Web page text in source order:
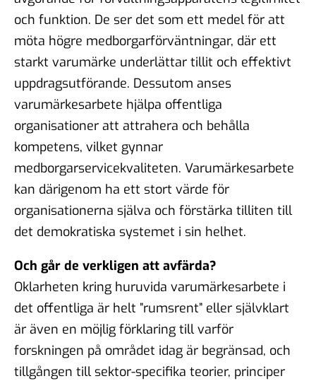
och funktion. De ser det som ett medel för att
möta högre medborgarförväntningar, där ett
starkt varumärke underlättar tillit och effektivt
uppdragsutförande. Dessutom anses
varumärkesarbete hjälpa offentliga
organisationer att attrahera och behålla
kompetens, vilket gynnar
medborgarservicekvaliteten. Varumärkesarbete
kan därigenom ha ett stort värde för
organisationerna själva och förstärka tilliten till
det demokratiska systemet i sin helhet.
Och går de verkligen att avfärda?
Oklarheten kring huruvida varumärkesarbete i
det offentliga är helt ”rumsrent” eller självklart
är även en möjlig förklaring till varför
forskningen på området idag är begränsad, och
tillgången till sektor-specifika teorier, principer